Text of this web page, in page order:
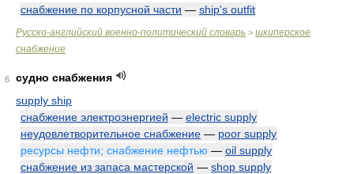
снабжение по корпусной части — ship's outfit
Русско-английский военно-политический словарь > шкиперское
снабжение
6
судно снабжения
supply ship
снабжение электроэнергией — electric supply
неудовлетворительное снабжение — poor supply
ресурсы нефти; снабжение нефтью — oil supply
снабжение из запаса мастерской — shop supply